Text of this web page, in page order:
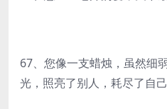
67、您像一支蜡烛，虽然细
光，照亮了别人，耗尽了自己